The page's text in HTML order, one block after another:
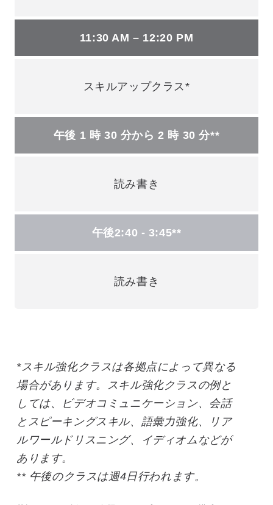
11:30 AM – 12:20 PM
スキルアップクラス*
午後 1 時 30 分から 2 時 30 分**
読み書き
午後2:40 - 3:45**
読み書き
*スキル強化クラスは各拠点によって異なる
場合があります。スキル強化クラスの例と
しては、ビデオコミュニケーション、会話
とスピーキングスキル、語彙力強化、リア
ルワールドリスニング、イディオムなどが
あります。
** 午後のクラスは週4日行われます。